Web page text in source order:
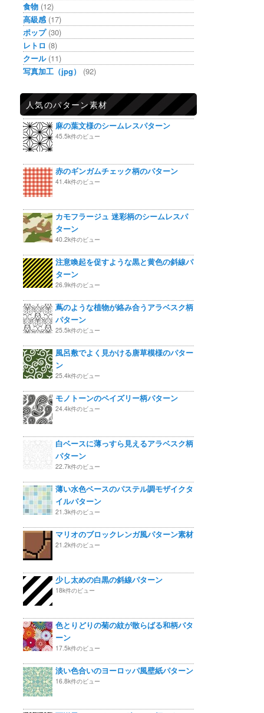
食物 (12)
高級感 (17)
ポップ(30)
レトロ (8)
クール(11)
写真加工（jpg）
(92)
人気のパターン素材
麻の葉文様のシームレスパターン
45.5k件のビュー
赤のギンガムチェック柄のパターン
41.4k件のビュー
カモフラージュ 迷彩柄のシームレスパ
ターン
40.2k件のビュー
注意喚起を促すような黒と黄色の斜線パ
ターン
26.9k件のビュー
蔦のような植物が絡み合うアラベスク柄
パターン
25.5k件のビュー
風呂敷でよく見かける唐草模様のパター
ン
25.4k件のビュー
モノトーンのペイズリー柄パターン
24.4k件のビュー
白ベースに薄っすら見えるアラベスク柄
パターン
22.7k件のビュー
薄い水色ベースのパステル調モザイクタ
イルパターン
21.3k件のビュー
マリオのブロックレンガ風パターン素材
21.2k件のビュー
少し太めの白黒の斜線パターン
18k件のビュー
色とりどりの菊の紋が散らばる和柄パタ
ーン
17.5k件のビュー
淡い色合いのヨーロッパ風壁紙パターン
16.8k件のビュー